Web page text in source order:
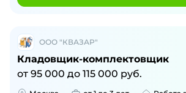
ООО "КВАЗАР"
Кладовщик-комплектовщик
от 95 000 до 115 000 руб.